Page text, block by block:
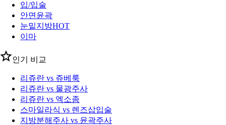
입/입술
안면윤곽
눈밑지방HOT
이마
인기 비교
리쥬란 vs 쥬베룩
리쥬란 vs 물광주사
리쥬란 vs 엑소좀
스마일라식 vs 렌즈삽입술
지방분해주사 vs 윤곽주사